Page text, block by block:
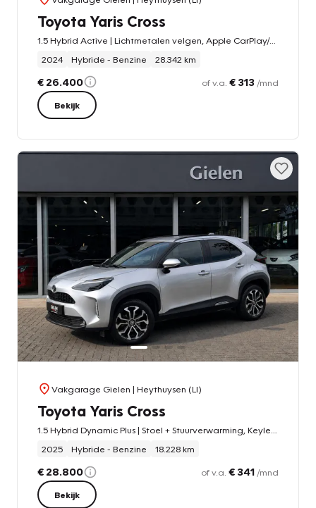
Toyota Yaris Cross
1.5 Hybrid Active | Lichtmetalen velgen, Apple CarPlay/Android Auto, Parkeercamera, Adaptive cruise control
2024
Hybride - Benzine 28.342 km
€ 26.400 of v.a. € 313 /mnd
Bekijk
Vakgarage Gielen | Heythuysen (LI)
Toyota Yaris Cross
2025
Hybride - Benzine 18.228 km
€ 28.800 of v.a. € 341 /mnd
Bekijk